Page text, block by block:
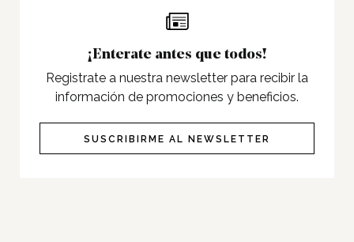
Nosotros
Contacto
Facebook Twitter
¡Enterate antes que todos!
Registrate a nuestra newsletter para recibir la
información de promociones y beneficios.
SUSCRIBIRME AL NEWSLETTER